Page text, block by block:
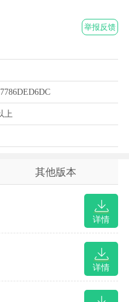
举报反馈
上
其他版本
详情
详情